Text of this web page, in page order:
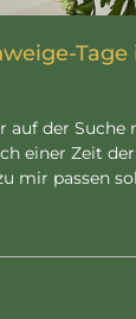
auf der Suche
einer Zeit
mir passen